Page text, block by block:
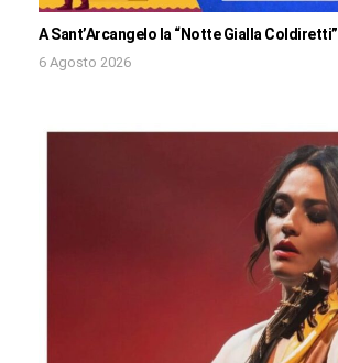
A Sant’Arcangelo la “Notte Gialla Coldiretti”
6 Agosto 2026